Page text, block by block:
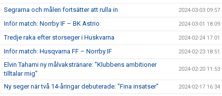
Segrarna och målen fortsätter att rulla in 2024-03-03 09:57
Inför match: Norrby IF – BK Astrio 2024-03-01 18:09
Tredje raka efter storseger i Huskvarna 2024-02-24 17:01
Inför match: Husqvarna FF – Norrby IF 2024-02-23 18:51
Elvin Tahami ny målvakstränare: "Klubbens ambitioner
tilltalar mig"
2024-02-20 11:53
Ny seger när två 14-åringar debuterade: "Fina insatser" 2024-02-17 16:34